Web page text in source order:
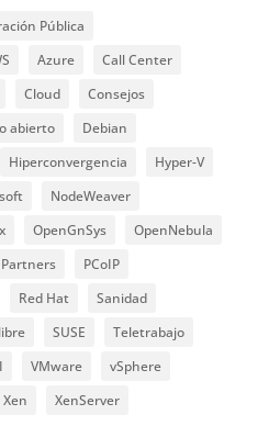
Pública
Azure
Call Center
Cloud
Consejos
abierto
Debian
Hiperconvergencia
Hyper-V
NodeWeaver
OpenGnSys
OpenNebula
Partners
PCoIP
Red Hat
Sanidad
SUSE
Teletrabajo
VMware
vSphere
Xen XenServer